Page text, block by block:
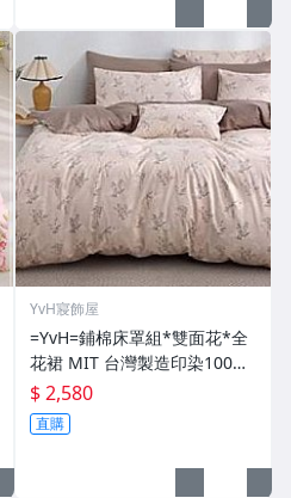
YvH寢飾屋
=YvH=鋪棉床罩組*雙面花*全
花裙 MIT 台灣製造印染100%
精梳純棉 米色系 卡其 咖啡 棕
色 (訂做款)
$ 2,580
直購